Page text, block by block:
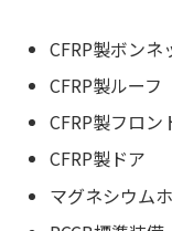
CFRP製ボンネ
CFRP製ルーフ
CFRP製フロン
CFRP製ドア
マグネシウム